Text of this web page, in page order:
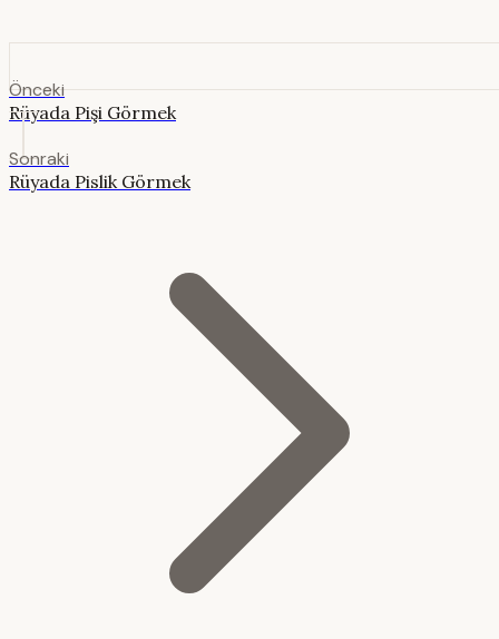
Önceki
Rüyada Pişi Görmek
Sonraki
Rüyada Pislik Görmek